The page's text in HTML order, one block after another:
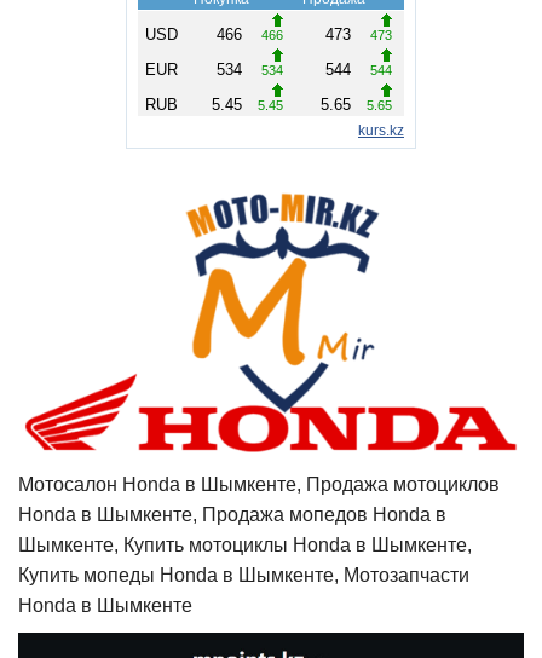
Мотосалон Honda в Шымкенте, Продажа мотоциклов
Honda в Шымкенте, Продажа мопедов Honda в
Шымкенте, Купить мотоциклы Honda в Шымкенте,
Купить мопеды Honda в Шымкенте, Мотозапчасти
Honda в Шымкенте